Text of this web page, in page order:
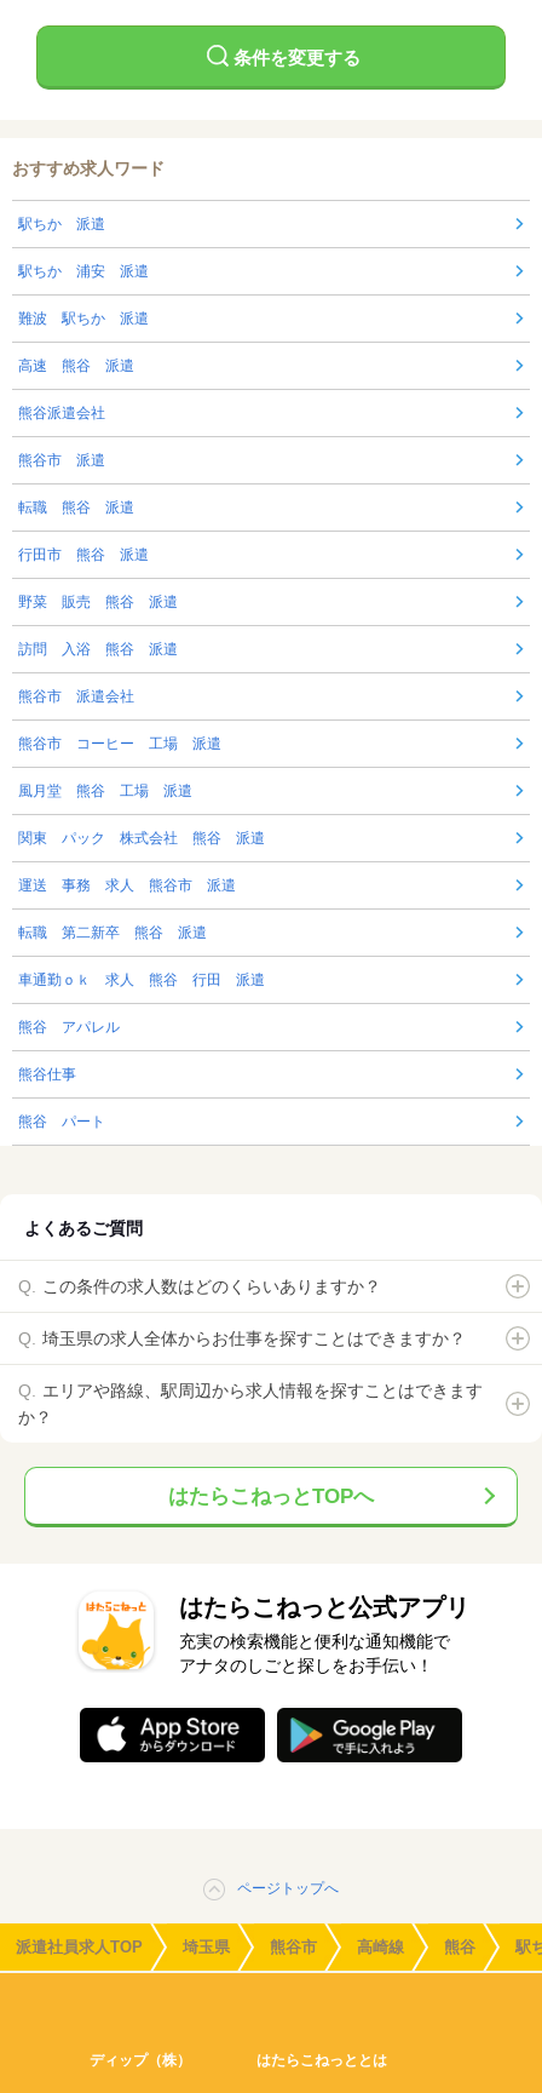
条件を変更する
おすすめ求人ワード
駅ちか 派遣
駅ちか 浦安 派遣
難波 駅ちか 派遣
高速 熊谷 派遣
熊谷派遣会社
熊谷市 派遣
転職 熊谷 派遣
行田市 熊谷 派遣
野菜 販売 熊谷 派遣
訪問 入浴 熊谷 派遣
熊谷市 派遣会社
熊谷市 コーヒー 工場 派遣
風月堂 熊谷 工場 派遣
関東 パック 株式会社 熊谷 派遣
運送 事務 求人 熊谷市 派遣
転職 第二新卒 熊谷 派遣
車通勤ｏｋ 求人 熊谷 行田 派遣
熊谷 アパレル
熊谷仕事
熊谷 パート
よくあるご質問
この条件の求人数はどのくらいありますか？
埼玉県の求人全体からお仕事を探すことはできますか？
エリアや路線、駅周辺から求人情報を探すことはできます
か？
はたらこねっとTOPへ
はたらこねっと公式アプリ
充実の検索機能と便利な通知機能で
アナタのしごと探しをお手伝い！
ページトップへ
派遣社員求人TOP 埼玉県 熊谷市 高崎線 熊谷 駅
ディップ（株） はたらこねっととは